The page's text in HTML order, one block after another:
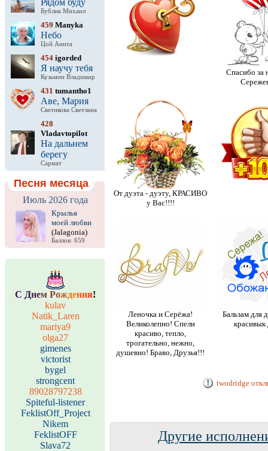
Рядом буду
Бублик Михаил
459 Manyka
Небо
Цой Анита
454 igorded
Я научу тебя
Кузьмин Владимир
431 tumantho1
Аве, Мария
Светикова Светлана
428
Vladavtopilot
На дальнем
берегу
Сармат
Песня месяца
Июль 2026 года
Крылья
моей любви
(Jalagonia)
Баллов: 659
С Днем Рождения!
kulav
Natik_Laren
mariya9
olga27
gimenes
victorist
bygel
strongcent
89028797238
Spiteful-listener
FeklistOff_Project
Nikem
FeklistOFF
Slava72
Спасибо за
От дуэта - дуэту, КРАСИВО
у Вас!!!!
Леночка и Серёжа!
Великолепно! Спели
красиво, тепло,
трогательно, нежно,
душевно! Браво, Друзья!!!
Бальзам для
twodridge
Другие